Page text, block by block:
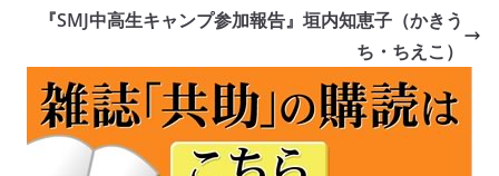
『SMJ中高生キャンプ参加報告』垣内知恵子（かきう
ち・ちえこ）